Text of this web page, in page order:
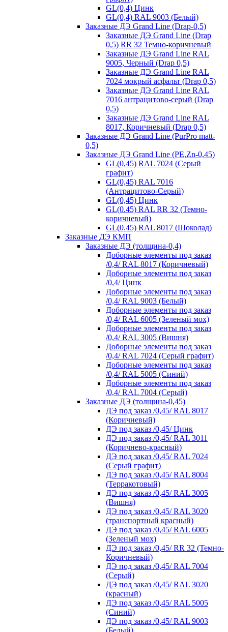
GL(0,4) Цинк
GL(0,4) RAL 9003 (Белый)
Заказные ДЭ Grand Line (Drap-0,5)
Заказные ДЭ Grand Line (Drap
0,5) RR 32 Темно-коричневый
Заказные ДЭ Grand Line RAL
9005, Черный (Drap 0,5)
Заказные ДЭ Grand Line RAL
7024 мокрый асфальт (Drap 0,5)
Заказные ДЭ Grand Line RAL
7016 антрацитово-серый (Drap
0,5)
Заказные ДЭ Grand Line RAL
8017, Коричневый (Drap 0,5)
Заказные ДЭ Grand Line (PurPro matt-
0,5)
Заказные ДЭ Grand Line (PE,Zn-0,45)
GL(0,45) RAL 7024 (Серый
графит)
GL(0,45) RAL 7016
(Антрацитово-Серый)
GL(0,45) Цинк
GL(0.45) RAL RR 32 (Темно-
коричневый)
GL(0.45) RAL 8017 (Шоколад)
Заказные ДЭ КМП
Заказные ДЭ (толщина-0,4)
Доборные элементы под заказ
/0,4/ RAL 8017 (Коричневый)
Доборные элементы под заказ
/0,4/ Цинк
Доборные элементы под заказ
/0,4/ RAL 9003 (Белый)
Доборные элементы под заказ
/0,4/ RAL 6005 (Зеленый мох)
Доборные элементы под заказ
/0,4/ RAL 3005 (Вишня)
Доборные элементы под заказ
/0,4/ RAL 7024 (Серый графит)
Доборные элементы под заказ
/0,4/ RAL 5005 (Синий)
Доборные элементы под заказ
/0,4/ RAL 7004 (Серый)
Заказные ДЭ (толщина-0,45)
ДЭ под заказ /0,45/ RAL 8017
(Коричневый)
ДЭ под заказ /0,45/ Цинк
ДЭ под заказ /0,45/ RAL 3011
(Коричнево-красный)
ДЭ под заказ /0,45/ RAL 7024
(Серый графит)
ДЭ под заказ /0,45/ RAL 8004
(Терракотовый)
ДЭ под заказ /0,45/ RAL 3005
(Вишня)
ДЭ под заказ /0,45/ RAL 3020
(транспортный красный)
ДЭ под заказ /0,45/ RAL 6005
(Зеленый мох)
ДЭ под заказ /0,45/ RR 32 (Темно-
Коричневый)
ДЭ под заказ /0,45/ RAL 7004
(Серый)
ДЭ под заказ /0,45/ RAL 3020
(красный)
ДЭ под заказ /0,45/ RAL 5005
(Синий)
ДЭ под заказ /0,45/ RAL 9003
(Белый)